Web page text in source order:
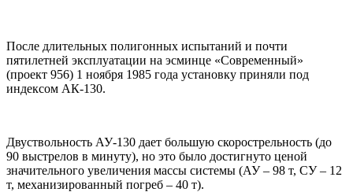
После длительных полигонных испытаний и почти
пятилетней эксплуатации на эсминце «Современный»
(проект 956) 1 ноября 1985 года установку приняли под
индексом АК-130.
Двуствольность АУ-130 дает большую скорострельность (до
90 выстрелов в минуту), но это было достигнуто ценой
значительного увеличения массы системы (АУ – 98 т, СУ – 12
т, механизированный погреб – 40 т).